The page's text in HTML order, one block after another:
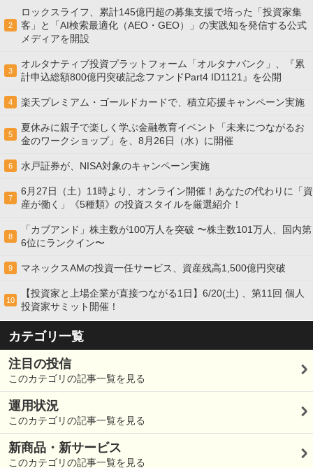
2
ロックスライフ、累計145億円超の募集支援で培った「投資家集
客」と「AI検索最適化（AEO・GEO）」の実践知を発信する公式
メディアを開設
3
オルタナティブ投資プラットフォーム「オルタナバンク」、『累
計申込総額800億円突破記念ファンドPart4 ID1121』を公開
4 楽天プレミアム・ゴールドカードで、積立応援キャンペーン実施
5
夏休みに親子で楽しく学ぶ金融教育イベント「未来につながるお
金のワークショップ」を、8月26日（水）に開催
6 水戸証券が、NISA対象のキャンペーン実施
7
6月27日（土）11時より、オンライン開催！あなたの代わりに「資
産が働く」《5種類》の投資スタイルを厳選紹介！
8
「カブアンド」株主数が100万人を突破 〜株主数101万人、国内第
6位にランクイン〜
9 マネックスAMの投資一任サービス、資産残高1,500億円突破
10
【投資家と上場企業が直接つながる1日】6/20(土) 、第11回 個人
投資家サミット開催！
カテゴリ一覧
注目の投信
このカテゴリの記事一覧を見る
運用状況
このカテゴリの記事一覧を見る
新商品・新サービス
このカテゴリの記事一覧を見る